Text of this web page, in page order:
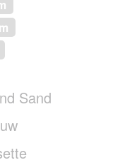
Sand